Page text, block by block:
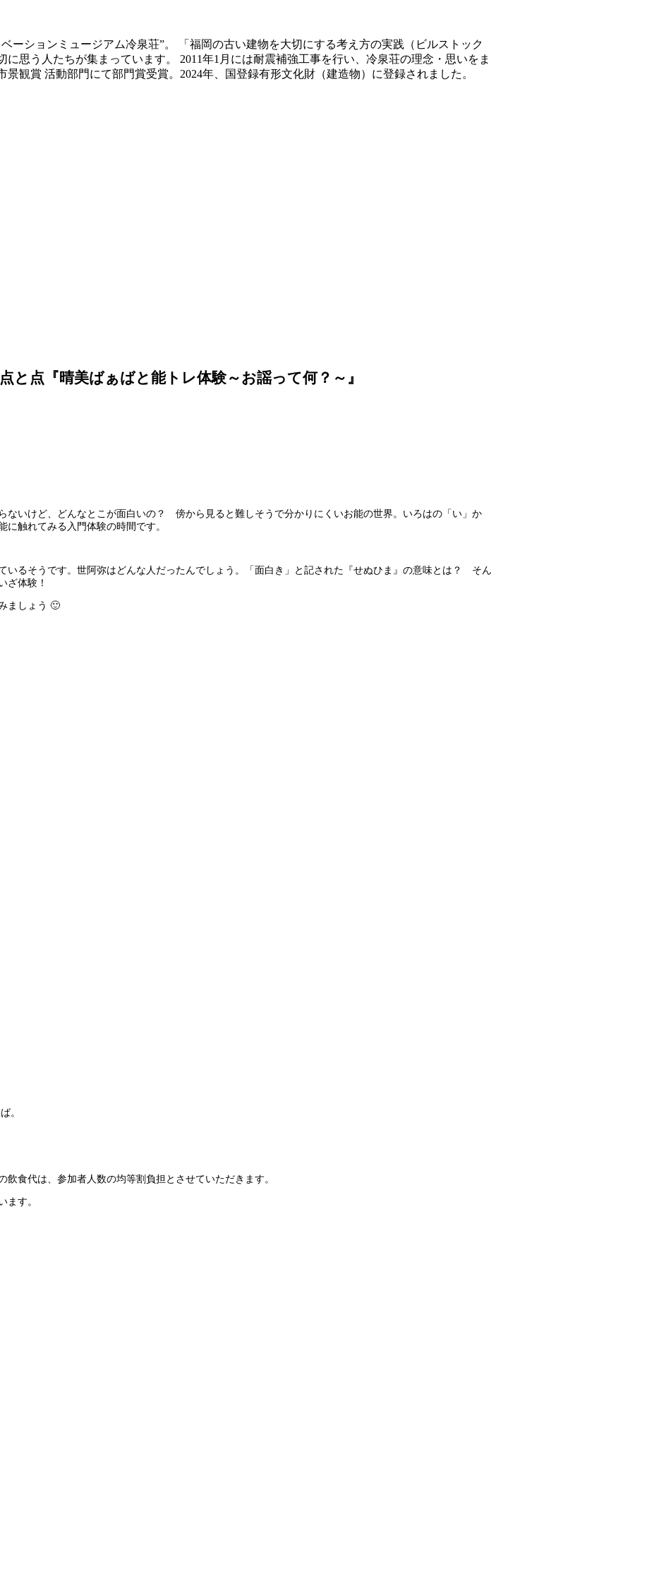
ーションミュージアム冷泉荘”。 「福岡の古い建物を大切にする考え方の実践（ビルストック
思う人たちが集まっています。 2011年1月には耐震補強工事を行い、冷泉荘の理念・思いをま
観賞 活動部門にて部門賞受賞。2024年、国登録有形文化財（建造物）に登録されました。
と点『晴美ばぁばと能トレ体験～お謡って何？～』
ないけど、どんなとこが面白いの？ 傍から見る と難しそうで分かりにくいお能の世界。いろはの「い」か
に触れてみる入門体験の時間です。
いるそうです。世阿弥はどんな人だったんでしょ う。「面白き」と記された『せぬひま』の意味とは？ そ ん
ざ体験！
ましょう 🙂
ば。
飲食代は、参加者人数の均等割負担とさせていただきます。
ます。